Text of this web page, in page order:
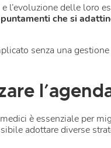
l’evoluzione delle loro
che si
senza una
è essenziale per
adottare diverse